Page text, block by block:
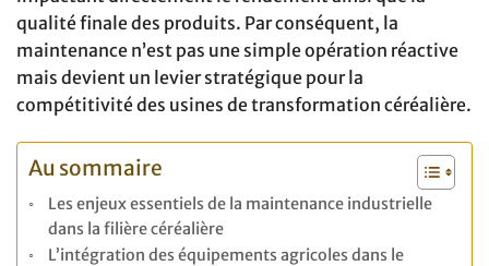
qualité finale des produits. Par conséquent, la
maintenance n’est pas une simple opération réactive
mais devient un levier stratégique pour la
compétitivité des usines de transformation céréalière.
Au sommaire
Les enjeux essentiels de la maintenance industrielle
dans la filière céréalière
L’intégration des équipements agricoles dans le